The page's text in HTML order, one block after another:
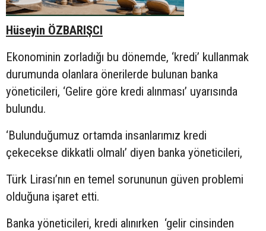
Hüseyin ÖZBARIŞCI
Ekonominin zorladığı bu dönemde, ‘kredi’ kullanmak
durumunda olanlara önerilerde bulunan banka
yöneticileri, ‘Gelire göre kredi alınması’ uyarısında
bulundu.
‘Bulunduğumuz ortamda insanlarımız kredi
çekecekse dikkatli olmalı’ diyen banka yöneticileri,
Türk Lirası’nın en temel sorununun güven problemi
olduğuna işaret etti.
Banka yöneticileri, kredi alınırken ‘gelir cinsinden